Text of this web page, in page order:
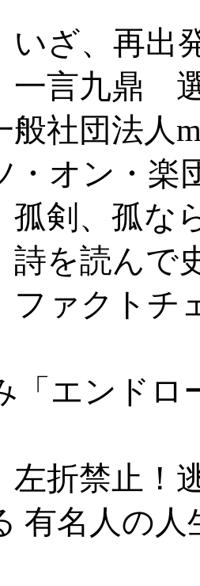
ざ、再出
言九鼎
般社団法人
オン・
剣、孤な
を読んで
ァクトチ
「エンドロ
折禁止！
有名人の